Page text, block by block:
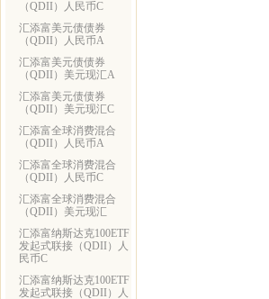
（QDII）人民币C
汇添富美元债债券
（QDII）人民币A
汇添富美元债债券
（QDII）美元现汇A
汇添富美元债债券
（QDII）美元现汇C
汇添富全球消费混合
（QDII）人民币A
汇添富全球消费混合
（QDII）人民币C
汇添富全球消费混合
（QDII）美元现汇
汇添富纳斯达克100ETF
发起式联接（QDII）人
民币C
汇添富纳斯达克100ETF
发起式联接（QDII）人